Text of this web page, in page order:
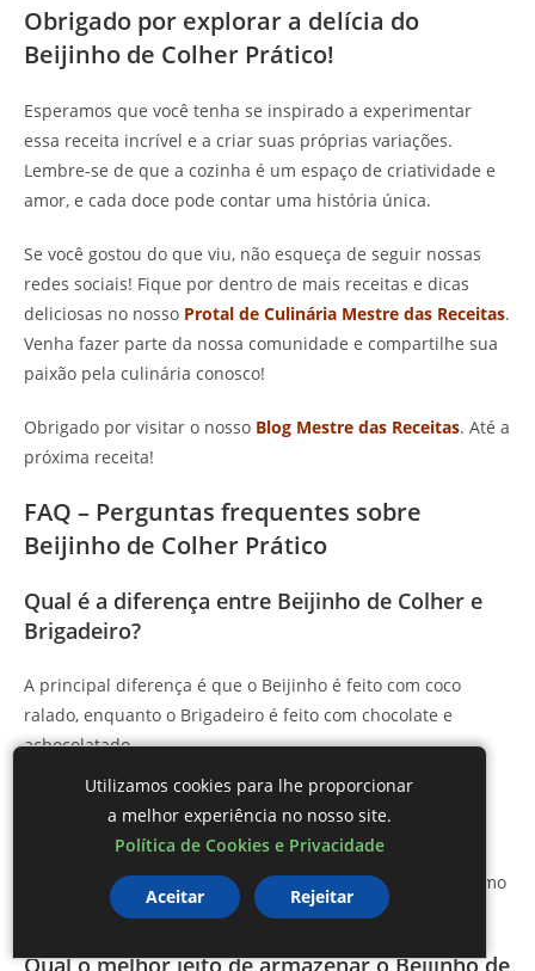
Obrigado por explorar a delícia do
Beijinho de Colher Prático!
Esperamos que você tenha se inspirado a experimentar
essa receita incrível e a criar suas próprias variações.
Lembre-se de que a cozinha é um espaço de criatividade e
amor, e cada doce pode contar uma história única.
Se você gostou do que viu, não esqueça de seguir nossas
redes sociais! Fique por dentro de mais receitas e dicas
deliciosas no nosso Protal de Culinária Mestre das Receitas.
Venha fazer parte da nossa comunidade e compartilhe sua
paixão pela culinária conosco!
Obrigado por visitar o nosso Blog Mestre das Receitas. Até a
próxima receita!
FAQ – Perguntas frequentes sobre
Beijinho de Colher Prático
Qual é a diferença entre Beijinho de Colher e
Brigadeiro?
A principal diferença é que o Beijinho é feito com coco
ralado, enquanto o Brigadeiro é feito com chocolate e
achocolatado.
Posso fazer Beijinho de Colher sem leite
condensado?
Sim, você pode usar leite condensado de soja ou até mesmo
creme de coco para uma versão vegana.
Qual o melhor jeito de armazenar o Beijinho de
Utilizamos cookies para lhe proporcionar
a melhor experiência no nosso site.
Política de Cookies e Privacidade
Aceitar Rejeitar